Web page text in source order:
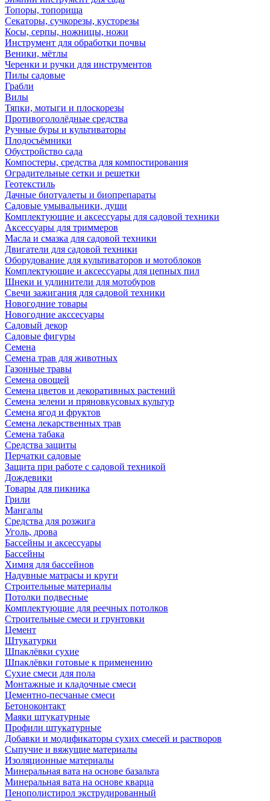
Топоры, топорища
Секаторы, сучкорезы, кусторезы
Косы, серпы, ножницы, ножи
Инструмент для обработки почвы
Веники, мётлы
Черенки и ручки для инструментов
Пилы садовые
Грабли
Вилы
Тяпки, мотыги и плоскорезы
Противогололёдные средства
Ручные буры и культиваторы
Плодосъёмники
Обустройство сада
Компостеры, средства для компостирования
Оградительные сетки и решетки
Геотекстиль
Дачные биотуалеты и биопрепараты
Садовые умывальники, души
Комплектующие и аксессуары для садовой техники
Аксессуары для триммеров
Масла и смазка для садовой техники
Двигатели для садовой техники
Оборудование для культиваторов и мотоблоков
Комплектующие и аксессуары для цепных пил
Шнеки и удлинители для мотобуров
Свечи зажигания для садовой техники
Новогодние товары
Новогодние акссесуары
Садовый декор
Садовые фигуры
Семена
Семена трав для животных
Газонные травы
Семена овощей
Семена цветов и декоративных растений
Семена зелени и пряновкусовых культур
Семена ягод и фруктов
Семена лекарственных трав
Семена табака
Средства защиты
Перчатки садовые
Защита при работе с садовой техникой
Дождевики
Товары для пикника
Грили
Мангалы
Средства для розжига
Уголь, дрова
Бассейны и аксессуары
Бассейны
Химия для бассейнов
Надувные матрасы и круги
Строительные материалы
Потолки подвесные
Комплектующие для реечных потолков
Строительные смеси и грунтовки
Цемент
Штукатурки
Шпаклёвки сухие
Шпаклёвки готовые к применению
Сухие смеси для пола
Монтажные и кладочные смеси
Цементно-песчаные смеси
Бетоноконтакт
Маяки штукатурные
Профили штукатурные
Добавки и модификаторы сухих смесей и растворов
Сыпучие и вяжущие материалы
Изоляционные материалы
Минеральная вата на основе базальта
Минеральная вата на основе кварца
Пенополистирол экструдированный